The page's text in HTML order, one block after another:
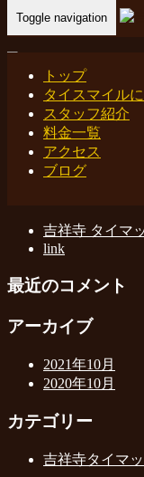
Toggle navigation
トップ
タイスマイル
スタッフ紹介
料金一覧
アクセス
ブログ
Home- アイ(…
アイ(Ai)吉祥寺 タイ
吉祥寺 タイマ
link
最近のコメント
アーカイブ
2021年10月
2020年10月
カテゴリー
吉祥寺タイマ